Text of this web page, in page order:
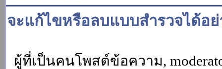
จะแก้ไขหรือลบแบบสำรวจได้อย่
ผู้ที่เป็นคนโพสต์ข้อความ,